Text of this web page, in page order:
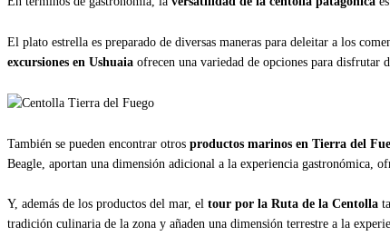
El plato estrella es preparado de diversas maneras para deleitar a los
excursiones en Ushuaia ofrecen una variedad de opciones para disfrutar
También se pueden encontrar otros productos marinos en Tierra del
Beagle, aportan una dimensión adicional a la experiencia gastronómica,
Y, además de los productos del mar, el tour por la Ruta de la Centolla
tradición culinaria de la zona y añaden una dimensión terrestre a la